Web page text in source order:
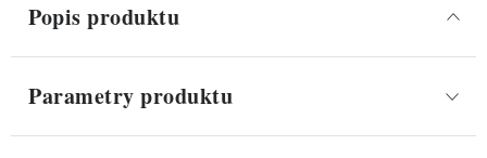
Popis produktu
Parametry produktu